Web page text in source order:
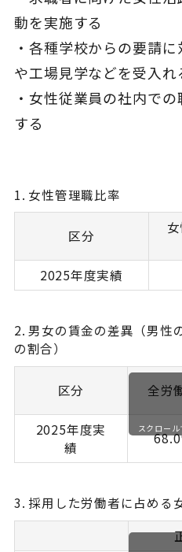
動を実施する
・各種学校からの要請
や工場見学などを受入れ
・女性従業員の社内で
する
1. 女性管理職比率
区分
2025年度実績
2. 男女の賃金の差異（男性
の割合）
区分 全労
2025年度実
績
スクロー
3. 採用した労働者に占め